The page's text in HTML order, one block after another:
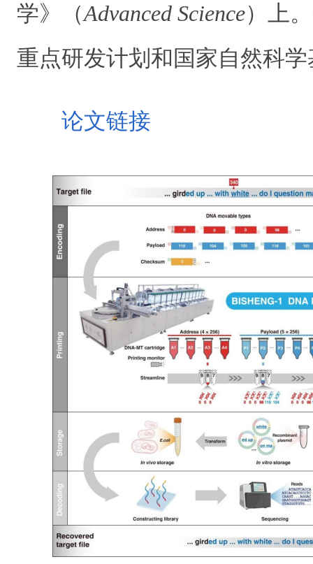
学》（Advanced Science）上
重点研发计划和国家自然科
论文链接